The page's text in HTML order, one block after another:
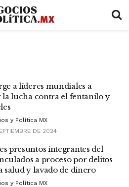
a líderes mundiales a
la lucha contra el fentanilo y
y Política MX
DE 2024
presuntos integrantes del
a proceso por delitos
salud y lavado de dinero
y Política MX